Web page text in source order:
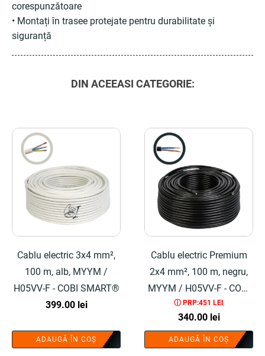
corespunzătoare
• Montați în trasee protejate pentru durabilitate și
siguranță
DIN ACEEASI CATEGORIE:
Cablu electric 3x4 mm²,
100 m, alb, MYYM /
H05VV-F - COBI SMART®
399.00 lei
ADAUGĂ ÎN COȘ
Cablu electric Premium
2x4 mm², 100 m, negru,
MYYM / H05VV-F - COBI
SMART®
ⓘ PRP:451 LEI
340.00 lei
ADAUGĂ ÎN COȘ